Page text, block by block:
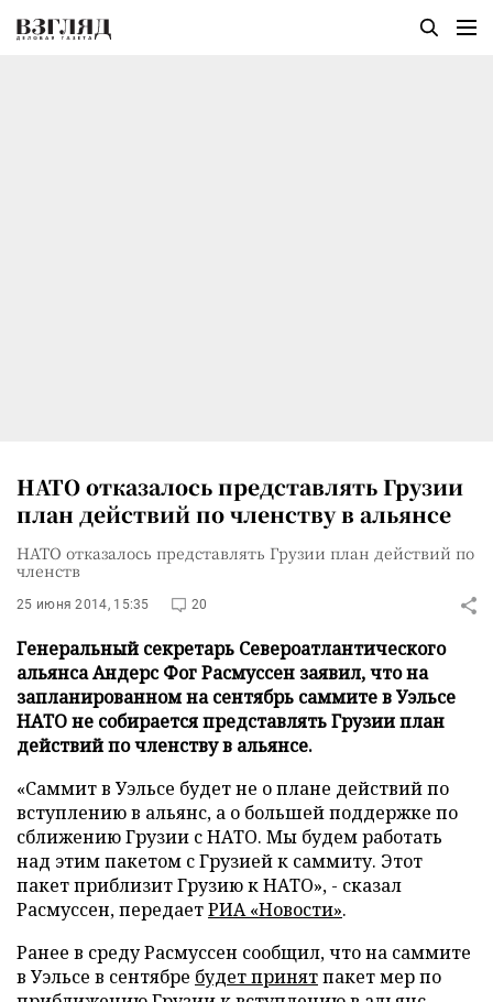
НАТО отказалось представлять Грузии
план действий по членству в альянсе
НАТО отказалось представлять Грузии план действий по
членств
25 июня 2014, 15:35 20
Генеральный секретарь Североатлантического
альянса Андерс Фог Расмуссен заявил, что на
запланированном на сентябрь саммите в Уэльсе
НАТО не собирается представлять Грузии план
действий по членству в альянсе.
«Саммит в Уэльсе будет не о плане действий по
вступлению в альянс, а о большей поддержке по
сближению Грузии с НАТО. Мы будем работать
над этим пакетом с Грузией к саммиту. Этот
пакет приблизит Грузию к НАТО», - сказал
Расмуссен, передаетРИА «Новости».
Ранее в среду Расмуссен сообщил, что на саммите
в Уэльсе в сентябре будет принятпакет мер по